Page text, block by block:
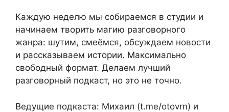
Каждую неделю мы собираемся в студии и
начинаем творить магию разговорного
жанра: шутим, смеёмся, обсуждаем новости
и рассказываем истории. Максимально
свободный формат. Делаем лучший
разговорный подкаст, но это не точно.
Ведущие подкаста: Михаил (t.me/otovrn) и